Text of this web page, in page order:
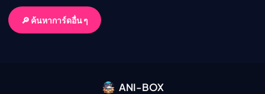
🔎 ค้นหาการ์ดอื่น ๆ
ANI-BOX